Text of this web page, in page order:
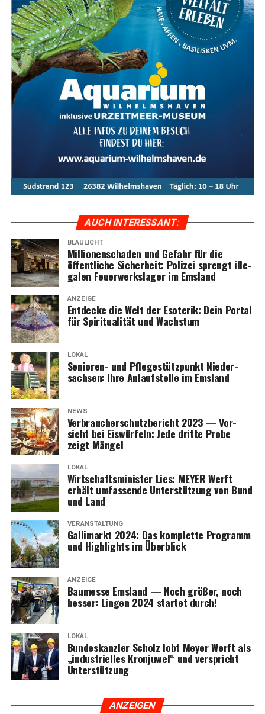
AUCH INTER­ES­SANT:
BLAULICHT
Mil­lio­nen­scha­den und Gefahr für die
öffent­li­che Sicher­heit: Poli­zei sprengt ille­
ga­len Feu­er­werks­la­ger im Emsland
ANZEIGE
Ent­de­cke die Welt der Eso­te­rik: Dein Por­tal
für Spi­ri­tua­li­tät und Wachstum
LOKAL
Senio­ren- und Pfle­ge­stütz­punkt Nie­der­
sach­sen: Ihre Anlauf­stel­le im Emsland
NEWS
Ver­brau­cher­schutz­be­richt 2023 — Vor­
sicht bei Eis­wür­feln: Jede drit­te Pro­be
zeigt Mängel
LOKAL
Wirt­schafts­mi­nis­ter Lies: MEYER Werft
erhält umfas­sen­de Unter­stüt­zung von Bund
und Land
VERANSTALTUNG
Gal­li­markt 2024: Das kom­plet­te Pro­gramm
und High­lights im Überblick
ANZEIGE
Bau­mes­se Ems­land — Noch grö­ßer, noch
bes­ser: Lin­gen 2024 star­tet durch!
LOKAL
Bun­des­kanz­ler Scholz lobt Mey­er Werft als
„indus­tri­el­les Kron­ju­wel“ und ver­spricht
Unterstützung
ANZEI­GEN